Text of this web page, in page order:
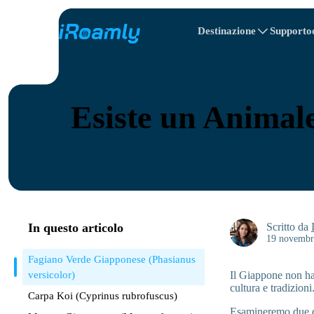
Destinazione
Bulgaria
Esiste un
In questo articolo
Fagiano Verde Giapponese (Phasianus
versicolor)
Carpa Koi (Cyprinus rubrofuscus)
Scritto da
19
Il Giappone non
cultura e tradizioni.
Esamineremo